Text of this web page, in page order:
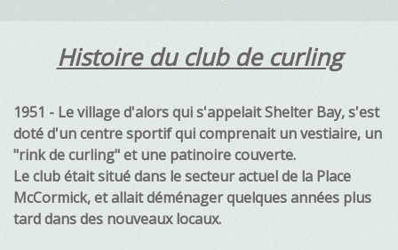
Histoire du club de curling
1951 - Le village d'alors qui s'appelait Shelter Bay, s'est
doté d'un centre sportif qui comprenait un vestiaire, un
"rink de curling" et une patinoire couverte.
Le club était situé dans le secteur actuel de la Place
McCormick, et allait déménager quelques années plus
tard dans des nouveaux locaux.